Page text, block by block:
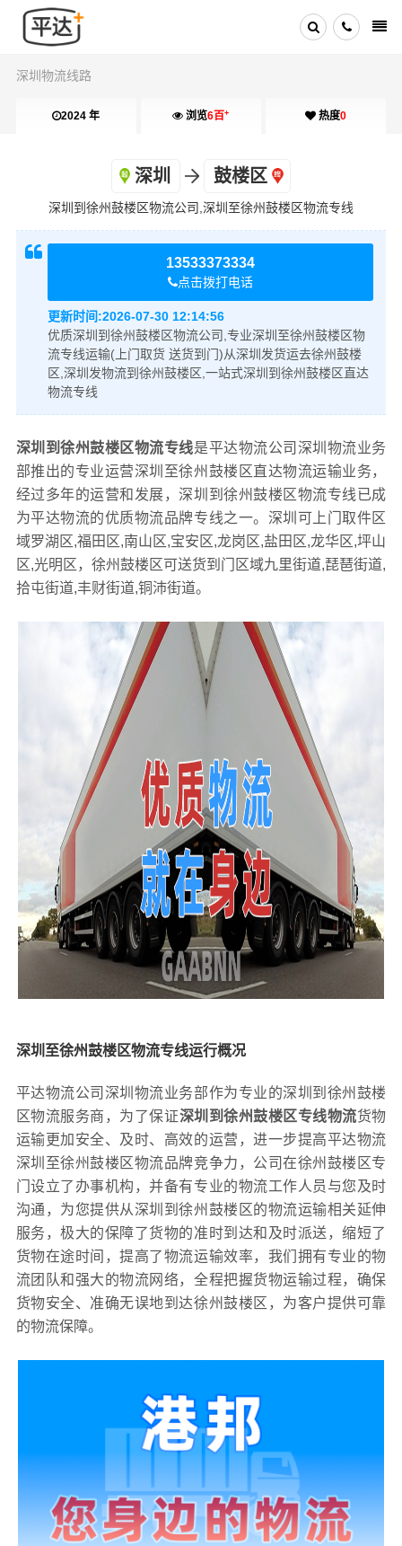
深圳物流线路
2024 年 浏览6百+ 热度0
深圳 鼓楼区
深圳到徐州鼓楼区物流公司,深圳至徐州鼓楼区物流专线
13533373334
点击拨打电话
更新时间:2026-07-30 12:14:56
优质深圳到徐州鼓楼区物流公司,专业深圳至徐州鼓楼区物
流专线运输(上门取货 送货到门)从深圳发货运去徐州鼓楼
区,深圳发物流到徐州鼓楼区,一站式深圳到徐州鼓楼区直达
物流专线
深圳到徐州鼓楼区物流专线是平达物流公司深圳物流业务
部推出的专业运营深圳至徐州鼓楼区直达物流运输业务，
经过多年的运营和发展，深圳到徐州鼓楼区物流专线已成
为平达物流的优质物流品牌专线之一。深圳可上门取件区
域罗湖区,福田区,南山区,宝安区,龙岗区,盐田区,龙华区,坪山
区,光明区，徐州鼓楼区可送货到门区域九里街道,琵琶街道,
拾屯街道,丰财街道,铜沛街道。
深圳至徐州鼓楼区物流专线运行概况
平达物流公司深圳物流业务部作为专业的深圳到徐州鼓楼
区物流服务商，为了保证深圳到徐州鼓楼区专线物流货物
运输更加安全、及时、高效的运营，进一步提高平达物流
深圳至徐州鼓楼区物流品牌竞争力，公司在徐州鼓楼区专
门设立了办事机构，并备有专业的物流工作人员与您及时
沟通，为您提供从深圳到徐州鼓楼区的物流运输相关延伸
服务，极大的保障了货物的准时到达和及时派送，缩短了
货物在途时间，提高了物流运输效率，我们拥有专业的物
流团队和强大的物流网络，全程把握货物运输过程，确保
货物安全、准确无误地到达徐州鼓楼区，为客户提供可靠
的物流保障。